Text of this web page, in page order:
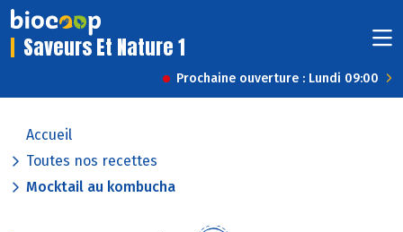
Saveurs Et Nature 1
Prochaine ouverture : Lundi 09:00
Accueil
Toutes nos recettes
Mocktail au kombucha